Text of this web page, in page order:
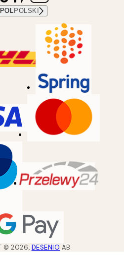
POL POLSKI
©2026, DESENIO AB